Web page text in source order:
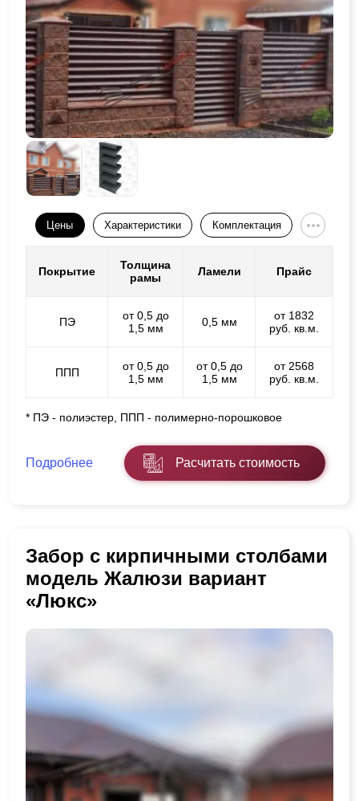
Цены Характеристики Комплектация
Покрытие
Толщина
рамы
Ламели Прайс
ПЭ
от 0,5 до
1,5 мм
0,5 мм
от 1832
руб. кв.м.
ППП
от 0,5 до
1,5 мм
от 0,5 до
1,5 мм
от 2568
руб. кв.м.
* ПЭ - полиэстер, ППП - полимерно-порошковое
Подробнее Расчитать стоимость
Забор с кирпичными столбами
модель Жалюзи вариант
«Люкс»